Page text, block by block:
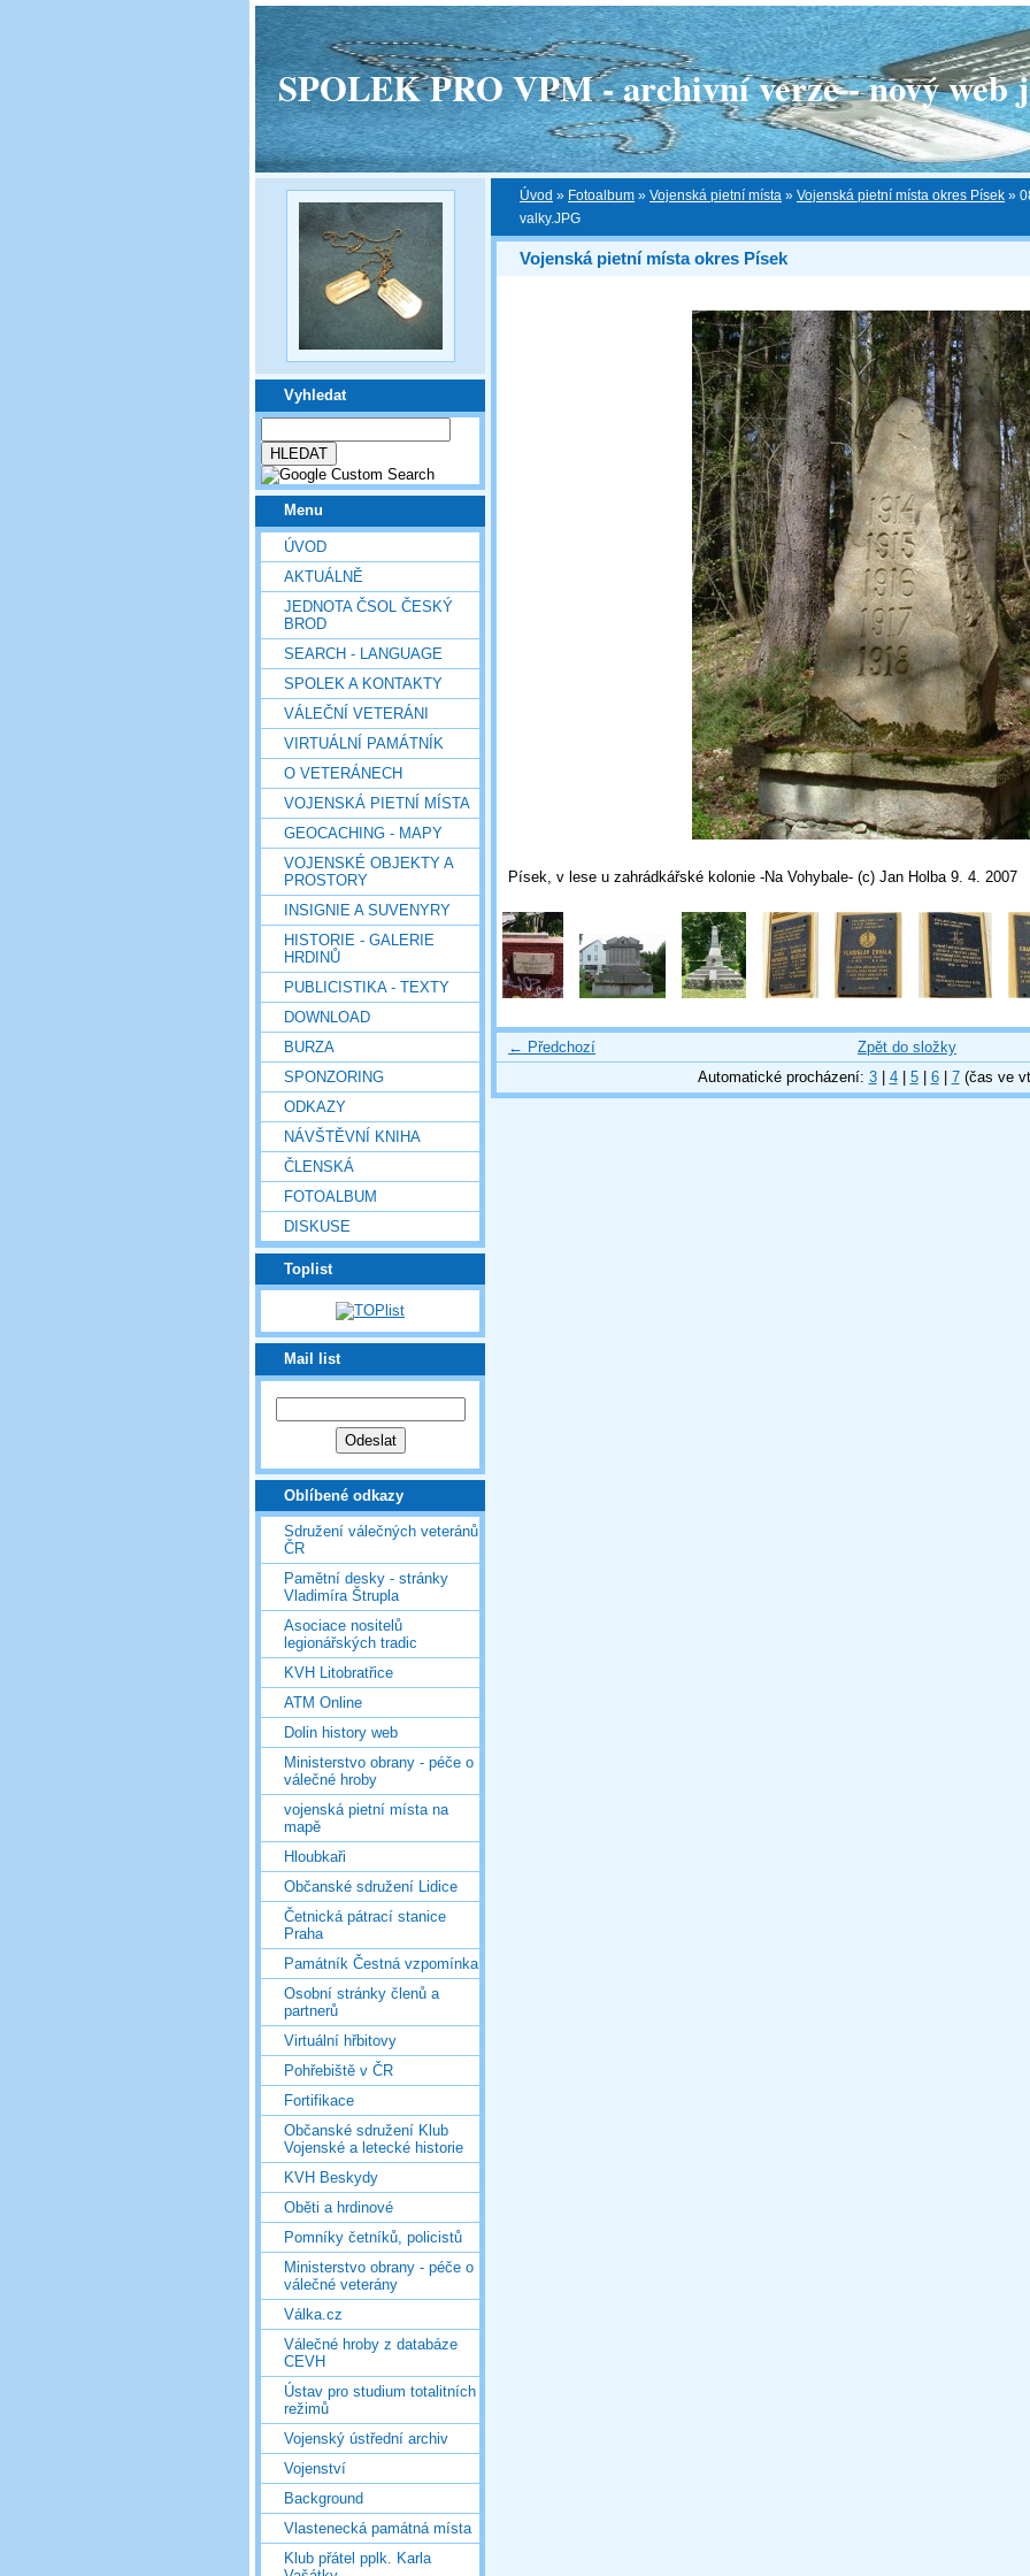
SPOLEK PRO VPM - archivní verze - nový web
Vyhledat
Menu
ÚVOD
AKTUÁLNĚ
JEDNOTA ČSOL ČESKÝ
BROD
SEARCH - LANGUAGE
SPOLEK A KONTAKTY
VÁLEČNÍ VETERÁNI
VIRTUÁLNÍ PAMÁTNÍK
O VETERÁNECH
VOJENSKÁ PIETNÍ MÍSTA
GEOCACHING - MAPY
VOJENSKÉ OBJEKTY A
PROSTORY
INSIGNIE A SUVENYRY
HISTORIE - GALERIE
HRDINŮ
PUBLICISTIKA - TEXTY
DOWNLOAD
BURZA
SPONZORING
ODKAZY
NÁVŠTĚVNÍ KNIHA
ČLENSKÁ
FOTOALBUM
DISKUSE
Toplist
Mail list
Oblíbené odkazy
Sdružení válečných veteránů
ČR
Pamětní desky - stránky
Vladimíra Štrupla
Asociace nositelů
legionářských tradic
KVH Litobratřice
ATM Online
Dolin history web
Ministerstvo obrany - péče o
válečné hroby
vojenská pietní místa na
mapě
Hloubkaři
Občanské sdružení Lidice
Četnická pátrací stanice
Praha
Památník Čestná vzpomínka
Osobní stránky členů a
partnerů
Virtuální hřbitovy
Pohřebiště v ČR
Fortifikace
Občanské sdružení Klub
Vojenské a letecké historie
KVH Beskydy
Oběti a hrdinové
Pomníky četníků, policistů
Ministerstvo obrany - péče o
válečné veterány
Válka.cz
Válečné hroby z databáze
CEVH
Ústav pro studium totalitních
režimů
Vojenský ústřední archiv
Vojenství
Background
Vlastenecká památná místa
Klub přátel pplk. Karla
Úvod » Fotoalbum » Vojenská pietní místa » Vojenská pietní místa okres Písek »
valky.JPG
Vojenská pietní místa okres Písek
Písek, v lese u zahrádkářské kolonie -Na Vohybale- (c) Jan Holba 9. 4. 2007
← Předchozí
Zpět do složky
Automatické procházení: 3| 4| 5| 6| 7(čas ve